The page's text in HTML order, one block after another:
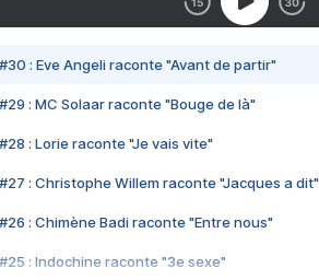
#30 : Eve Angeli raconte "Avant de partir"
#29 : MC Solaar raconte "Bouge de là"
#28 : Lorie raconte "Je vais vite"
#27 : Christophe Willem raconte "Jacques a dit"
#26 : Chimène Badi raconte "Entre nous"
#25 : Indochine raconte "3e sexe"